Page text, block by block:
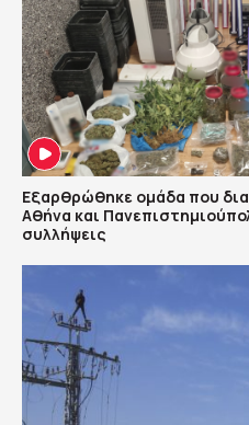
Εξαρθρώθηκε ομάδα που
Αθήνα και
συλλήψεις